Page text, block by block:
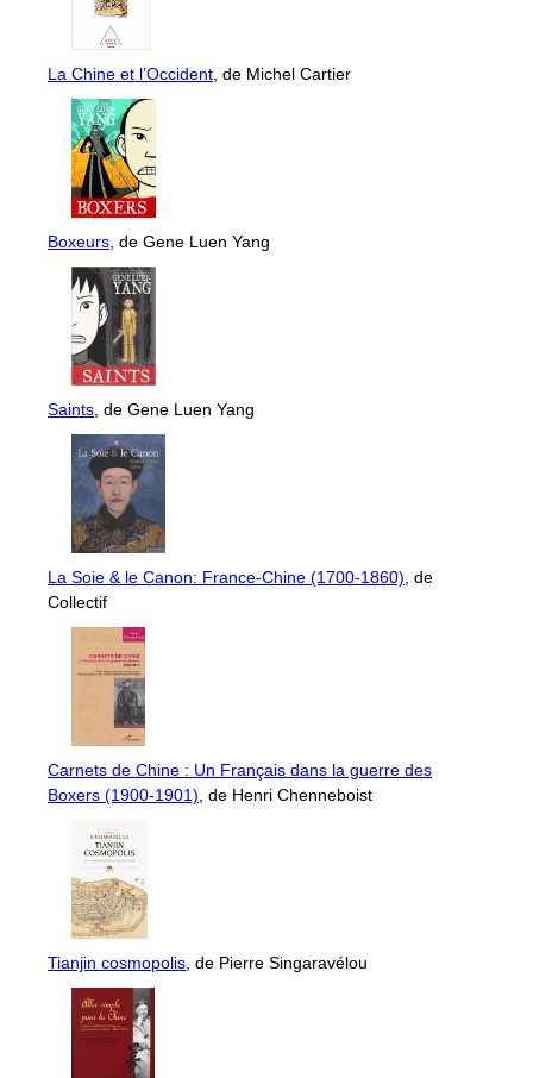
La Chine et l’Occident , de Michel Cartier
Boxeurs , de Gene Luen Yang
Saints , de Gene Luen Yang
La Soie & le Canon: France-Chine (1700-1860) , de
Collectif
Carnets de Chine : Un Français dans la guerre des
Boxers (1900-1901) , de Henri Chenneboist
Tianjin cosmopolis , de Pierre Singaravélou